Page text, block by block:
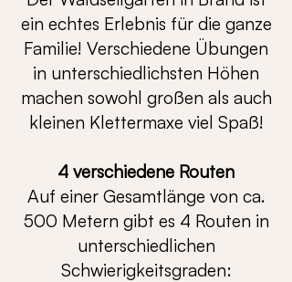
ein echtes Erlebnis für die ganze
Familie! Verschiedene Übungen
in unterschiedlichsten Höhen
machen sowohl großen als auch
kleinen Klettermaxe viel Spaß!
4 verschiedene Routen
Auf einer Gesamtlänge von ca.
500 Metern gibt es 4 Routen in
unterschiedlichen
Schwierigkeitsgraden: